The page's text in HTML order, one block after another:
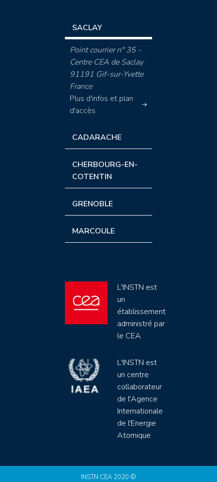
SACLAY
Point courrier n° 35 -
Centre CEA de Saclay
91191 Gif-sur-Yvette
France
Plus d'infos et plan
d'accès
CADARACHE
CHERBOURG-EN-
COTENTIN
GRENOBLE
MARCOULE
L'INSTN est
un
établissement
administré par
le CEA
L'INSTN est
un centre
collaborateur
de l'Agence
Internationale
de l'Energie
Atomique
INSTN CEA 2020 ©